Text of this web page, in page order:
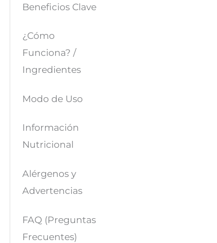
Beneficios Clave
¿Cómo
Funciona? /
Ingredientes
Modo de Uso
Información
Nutricional
Alérgenos y
Advertencias
FAQ (Preguntas
Frecuentes)